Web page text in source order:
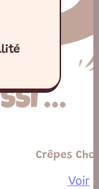
…
Crêpes
Voir